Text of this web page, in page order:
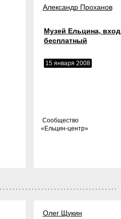
Александр Проханов
Музей Ельцина, вход
бесплатный
15 января 2008
Cообщество
« Ельцин-центр»
Олег Щукин